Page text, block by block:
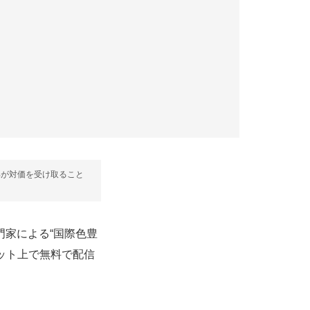
対価を受け取ること
家による“国際色豊
ト上で無料で配信